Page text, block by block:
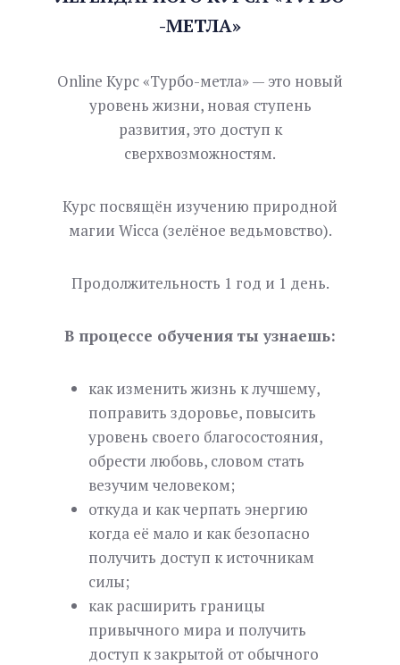
-МЕТЛА»
Online Курс «Турбо-метла» — это новый
уровень жизни, новая ступень
развития, это доступ к
сверхвозможностям.
Курс посвящён изучению природной
магии Wicca (зелёное ведьмовство).
Продолжительность 1 год и 1 день.
В процессе обучения ты узнаешь:
как изменить жизнь к лучшему,
поправить здоровье, повысить
уровень своего благосостояния,
обрести любовь, словом стать
везучим человеком;
откуда и как черпать энергию
когда её мало и как безопасно
получить доступ к источникам
силы;
как расширить границы
привычного мира и получить
доступ к закрытой от обычного